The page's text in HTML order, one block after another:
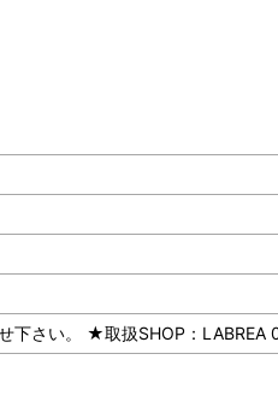
下さい。 ★取扱SHOP：